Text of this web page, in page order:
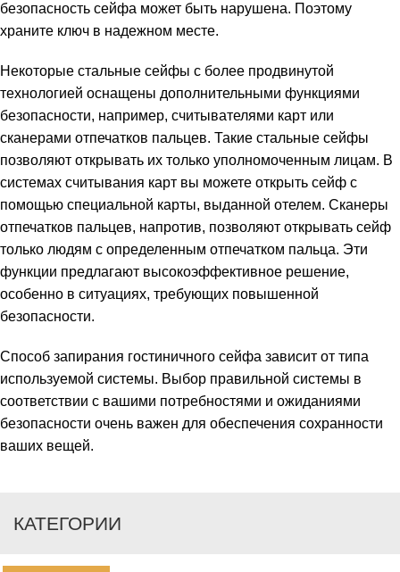
КАТЕГОРИИ
безопасность сейфа может быть нарушена. Поэтому
храните ключ в надежном месте.
Некоторые стальные сейфы с более продвинутой
технологией оснащены дополнительными функциями
безопасности, например, считывателями карт или
сканерами отпечатков пальцев. Такие стальные сейфы
позволяют открывать их только уполномоченным лицам. В
системах считывания карт вы можете открыть сейф с
помощью специальной карты, выданной отелем. Сканеры
отпечатков пальцев, напротив, позволяют открывать сейф
только людям с определенным отпечатком пальца. Эти
функции предлагают высокоэффективное решение,
особенно в ситуациях, требующих повышенной
безопасности.
Способ запирания гостиничного сейфа зависит от типа
используемой системы. Выбор правильной системы в
соответствии с вашими потребностями и ожиданиями
безопасности очень важен для обеспечения сохранности
ваших вещей.